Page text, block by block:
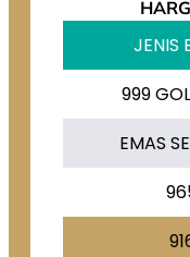
JENIS
999
EMAS